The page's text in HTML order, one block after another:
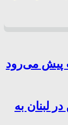
پیش می‌رود
لبنان به